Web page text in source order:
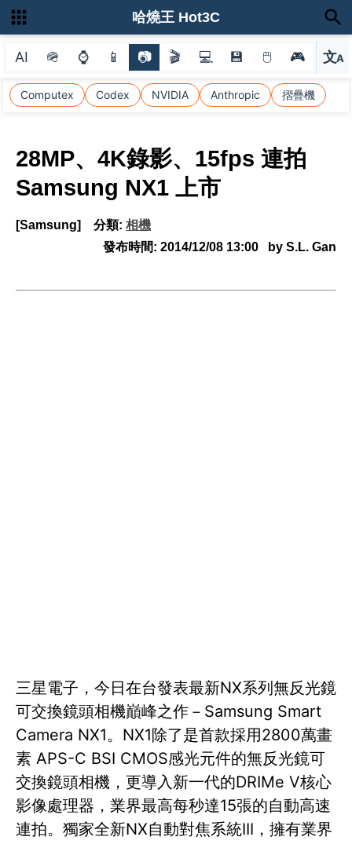
AI 🪖 ⌚ 📱 📷 🎬 💻 💾 🖱 🎮 文A
選
Computex Codex NVIDIA Anthropic 摺疊機
哈燒王 Hot3C
28MP、4K錄影、15fps 連拍
Samsung NX1 上市
[Samsung] 分類: 相機
發布時間: 2014/12/08 13:00 by S.L. Gan
三星電子，今日在台發表最新NX系列無反光鏡
可交換鏡頭相機巔峰之作－Samsung Smart
Camera NX1。NX1除了是首款採用2800萬畫
素 APS-C BSI CMOS感光元件的無反光鏡可
交換鏡頭相機，更導入新一代的DRIMe V核心
影像處理器，業界最高每秒達15張的自動高速
連拍。獨家全新NX自動對焦系統III，擁有業界